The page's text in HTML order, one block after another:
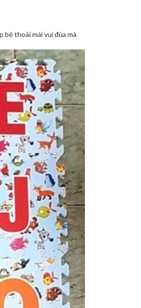
bé thoải mái vui đùa mà